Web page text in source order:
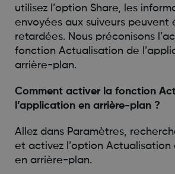
utilisez l’option Share, les
envoyées aux suiveurs peuvent
retardées. Nous préconisons
fonction Actualisation de
arrière-plan.
Comment activer la fonction
l’application en arrière-plan ?
Allez dans Paramètres,
et activez l’option Actualisation
en arrière-plan.